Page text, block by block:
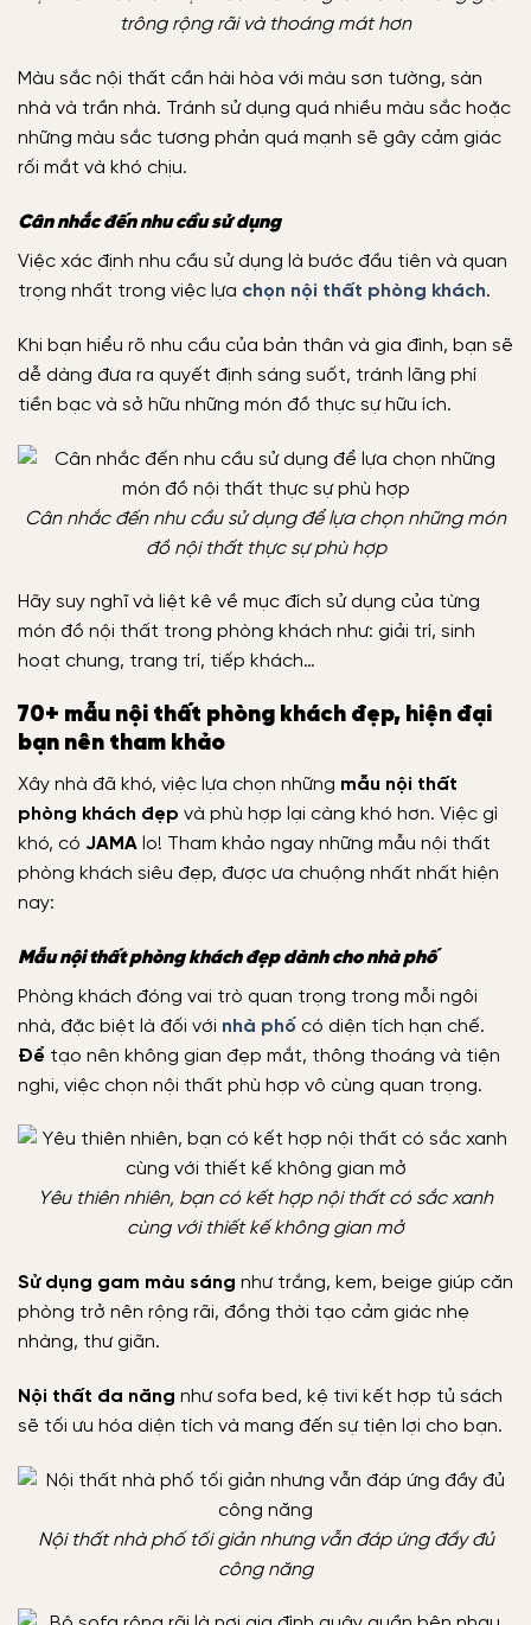
trông rộng rãi và thoáng mát hơn
Màu sắc nội thất cần hài hòa với màu sơn tường, sàn
nhà và trần nhà. Tránh sử dụng quá nhiều màu sắc hoặc
những màu sắc tương phản quá mạnh sẽ gây cảm giác
rối mắt và khó chịu.
Cân nhắc đến nhu cầu sử dụng
Việc xác định nhu cầu sử dụng là bước đầu tiên và quan
trọng nhất trong việc lựa chọn nội thất phòng khách.
Khi bạn hiểu rõ nhu cầu của bản thân và gia đình, bạn sẽ
dễ dàng đưa ra quyết định sáng suốt, tránh lãng phí
tiền bạc và sở hữu những món đồ thực sự hữu ích.
Cân nhắc đến nhu cầu sử dụng để lựa chọn những món
đồ nội thất thực sự phù hợp
Hãy suy nghĩ và liệt kê về mục đích sử dụng của từng
món đồ nội thất trong phòng khách như: giải trí, sinh
hoạt chung, trang trí, tiếp khách…
70+ mẫu nội thất phòng khách đẹp, hiện đại
bạn nên tham khảo
Xây nhà đã khó, việc lựa chọn những mẫu nội thất
phòng khách đẹp và phù hợp lại càng khó hơn. Việc gì
khó, có JAMA lo! Tham khảo ngay những mẫu nội thất
phòng khách siêu đẹp, được ưa chuộng nhất nhất hiện
nay:
Mẫu nội thất phòng khách đẹp dành cho nhà phố
Phòng khách đóng vai trò quan trọng trong mỗi ngôi
nhà, đặc biệt là đối với nhà phố có diện tích hạn chế.
Để tạo nên không gian đẹp mắt, thông thoáng và tiện
nghi, việc chọn nội thất phù hợp vô cùng quan trọng.
Yêu thiên nhiên, bạn có kết hợp nội thất có sắc xanh
cùng với thiết kế không gian mở
Sử dụng gam màu sáng như trắng, kem, beige giúp căn
phòng trở nên rộng rãi, đồng thời tạo cảm giác nhẹ
nhàng, thư giãn.
Nội thất đa năng như sofa bed, kệ tivi kết hợp tủ sách
sẽ tối ưu hóa diện tích và mang đến sự tiện lợi cho bạn.
Nội thất nhà phố tối giản nhưng vẫn đáp ứng đầy đủ
công năng